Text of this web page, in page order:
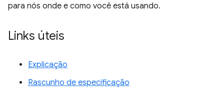
para nós onde e como você está usando.
Links úteis
Explicação
Rascunho de especificação